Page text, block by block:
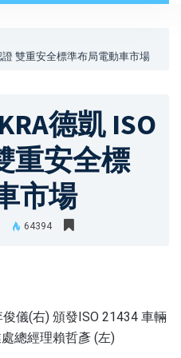
證 雙重安全標準布局電動車市場
德凱 ISO
重安全標
市場
64394
儀(右) 頒發ISO 21434 車輛
總經理賴哲彥 (左)